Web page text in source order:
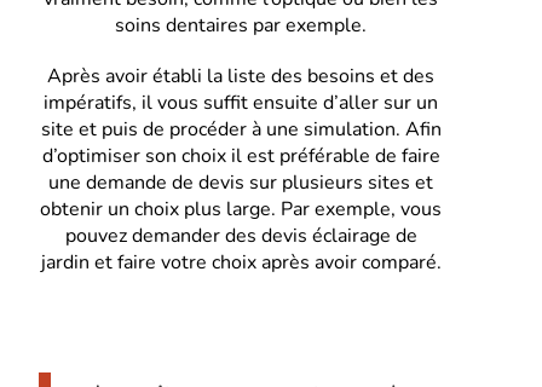
soins dentaires par exemple.
Après avoir établi la liste des besoins et des
impératifs, il vous suffit ensuite d’aller sur un
site et puis de procéder à une simulation. Afin
d’optimiser son choix il est préférable de faire
une demande de devis sur plusieurs sites et
obtenir un choix plus large. Par exemple, vous
pouvez demander des devis éclairage de
jardin et faire votre choix après avoir comparé.